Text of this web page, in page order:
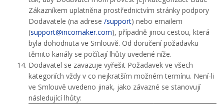
Zákazníkem uplatněna prostřednictvím stránky podpory
Dodavatele (na adrese /support) nebo emailem
(support@incomaker.com), případně jinou cestou, která
byla dohodnuta ve Smlouvě. Od doručení požadavku
těmito kanály se počítají lhůty uvedené níže.
Dodavatel se zavazuje vyřešit Požadavek ve všech
kategoriích vždy v co nejkratším možném termínu. Není-li
ve Smlouvě uvedeno jinak, jako závazné se stanovují
následující lhůty: